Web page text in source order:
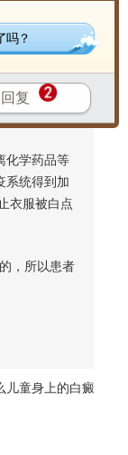
外伤。孩
同形反应，
伤等等。
化学药品等
系统得到加
衣服被白点
，所以患者
儿童身上的白癜
吗？
复